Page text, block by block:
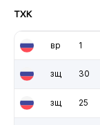
ТХК
вр 1
зщ 30
зщ 25